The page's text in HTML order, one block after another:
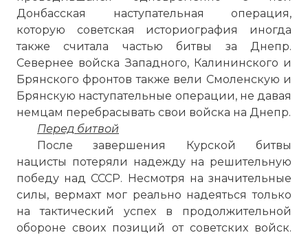
Донбасская наступательная операция,
которую советская историография иногда
также считала частью битвы за Днепр.
Севернее войска Западного, Калининского и
Брянского фронтов также вели Смоленскую и
Брянскую наступательные операции, не давая
немцам перебрасывать свои войска на Днепр.
Перед битвой
После завершения Курской битвы
нацисты потеряли надежду на решительную
победу над СССР. Несмотря на значительные
силы, вермахт мог реально надеяться только
на тактический успех в продолжительной
обороне своих позиций от советских войск.